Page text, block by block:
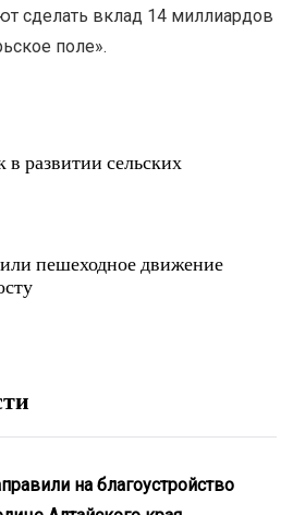
сделать вклад 14 миллиардов
поле».
в развитии сельских
пешеходное движение
на благоустройство